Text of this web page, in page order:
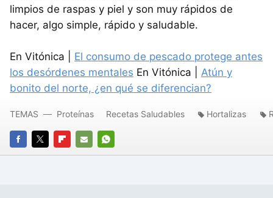
limpios de raspas y piel y son muy rápidos de
hacer, algo simple, rápido y saludable.
En Vitónica | El consumo de pescado protege antes
los desórdenes mentales En Vitónica | Atún y
bonito del norte, ¿en qué se diferencian?
FACEBOOK
TWITTERFLIPBOARD
E-
WHATSAPP
TEMAS Proteínas Recetas Saludables Hortalizas